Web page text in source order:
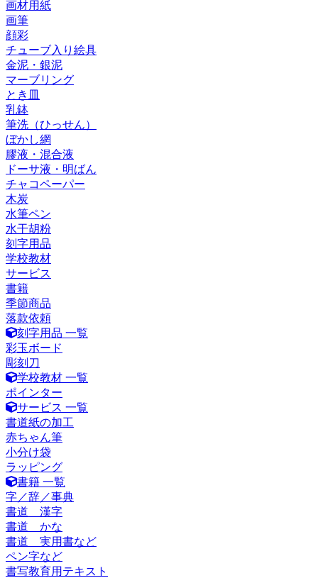
画材用紙
画筆
顔彩
チューブ入り絵具
金泥・銀泥
マーブリング
とき皿
乳鉢
筆洗（ひっせん）
ぼかし網
膠液・混合液
ドーサ液・明ばん
チャコペーパー
木炭
水筆ペン
水干胡粉
刻字用品
学校教材
サービス
書籍
季節商品
落款依頼
刻字用品 一覧
彩玉ボード
彫刻刀
学校教材 一覧
ポインター
サービス 一覧
書道紙の加工
赤ちゃん筆
小分け袋
ラッピング
書籍 一覧
字／辞／事典
書道 漢字
書道 かな
書道 実用書など
ペン字など
書写教育用テキスト